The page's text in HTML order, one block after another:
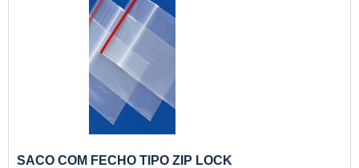
indústria é um aparelho empregado nas
confecções de embalagens plásticas e em TNT,
com aplicações de solda rápida. A máquina
industrial realiza grandes volumes de selagem a
altas velocidades, garantindo excelentes índices
de produtividade. Além disso, oferece: Qualidade;
SACO COM FECHO TIPO ZIP LOCK